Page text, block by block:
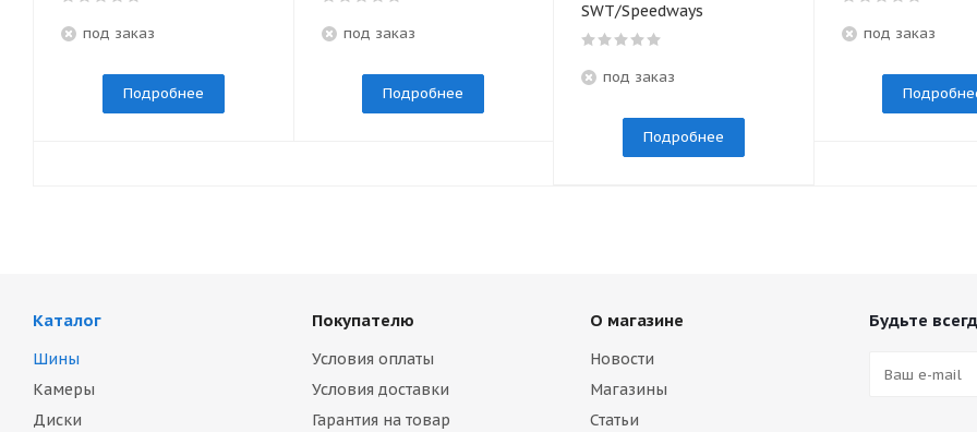
под заказ
Подробнее
под заказ
Подробнее
SWT/Speedways
под заказ
Подробнее
под заказ
Каталог
Шины
Камеры
Диски
Покупателю
Условия оплаты
Условия доставки
Гарантия на товар
О магазине
Новости
Магазины
Статьи
Будьте